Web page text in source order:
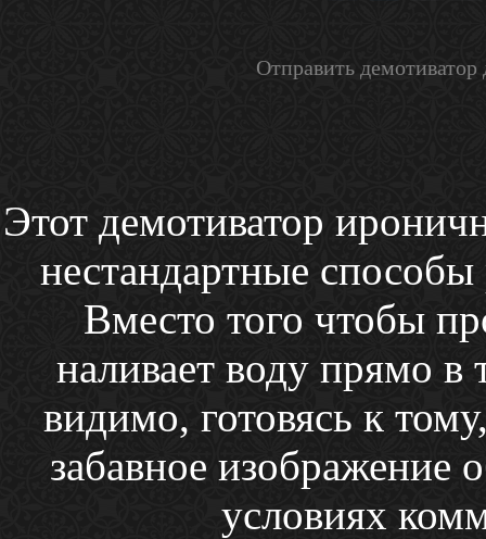
Отправить
Этот демотиватор
нестандартные
Вместо того чтобы
наливает воду прямо
видимо, готовясь к
забавное изображение
условиях